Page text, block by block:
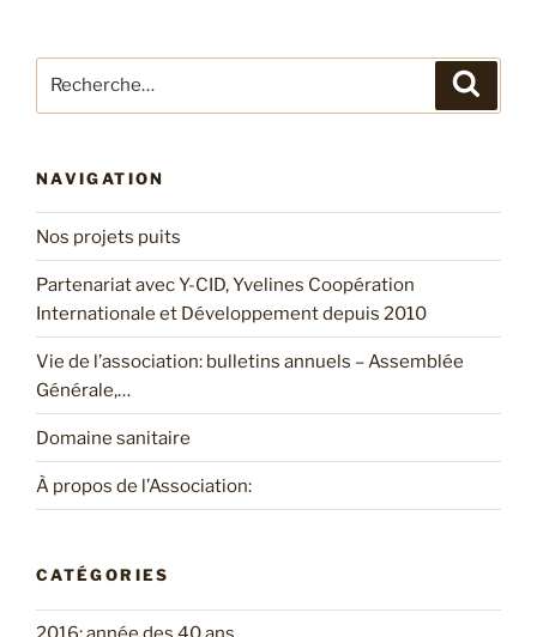
pour
NAVIGATION
Nos projets puits
Partenariat avec Y-CID, Yvelines Coopération
Internationale et Développement depuis 2010
Vie de l’association: bulletins annuels – Assemblée
Générale,…
Domaine sanitaire
À propos de l’Association:
CATÉGORIES